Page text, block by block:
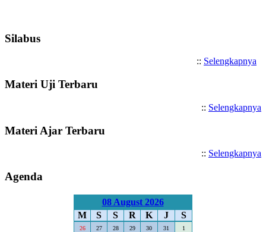
Silabus
:: Selengkapnya
Materi Uji Terbaru
:: Selengkapnya
Materi Ajar Terbaru
:: Selengkapnya
Agenda
08 August 2026
M
S S R K J S
26 27 28 29 30 31
1